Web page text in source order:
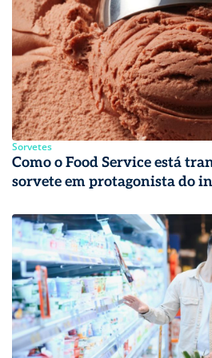
Sorvetes
Como o Food Service está
sorvete em protagonista do